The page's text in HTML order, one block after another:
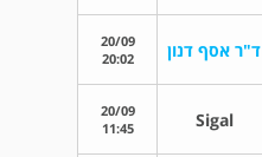
ד"ר אסף דנון
20/09
20:02
Sigal
20/09
11:45